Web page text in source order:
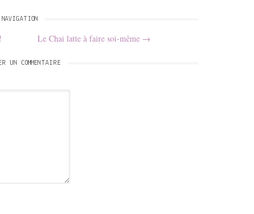
NAVIGATION
Le Chai latte à faire soi-même →
UN COMMENTAIRE